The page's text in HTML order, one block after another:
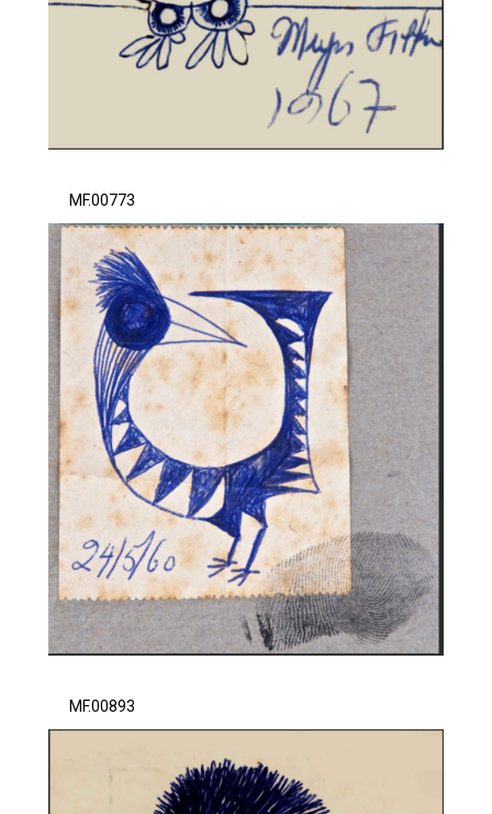
MF.00773
MF.00893